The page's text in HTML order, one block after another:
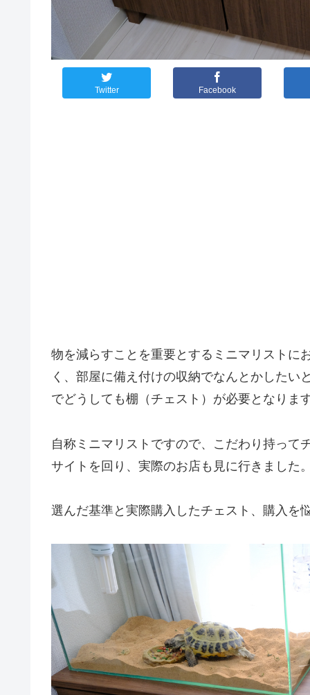
Twitter Facebook
物を減らすことを重要とするミニマリストに
く、部屋に備え付けの収納でなんとかした
でどうしても棚（チェスト）が必要となりま
自称ミニマリストですので、こだわり持って
サイトを回り、実際のお店も見に行きました
選んだ基準と実際購入したチェスト、購入を